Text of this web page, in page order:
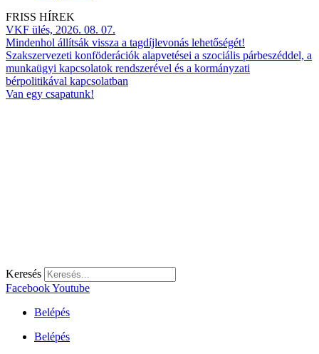
FRISS HÍREK
VKF ülés, 2026. 08. 07.
Mindenhol állítsák vissza a tagdíjlevonás lehetőségét!
Szakszervezeti konföderációk alapvetései a szociális párbeszéddel, a
munkaügyi kapcsolatok rendszerével és a kormányzati
bérpolitikával kapcsolatban
Van egy csapatunk!
Keresés
FacebookYoutube
Belépés
Belépés